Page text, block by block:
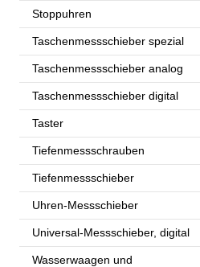
Stoppuhren
Taschenmessschieber spezial
Taschenmessschieber analog
Taschenmessschieber digital
Taster
Tiefenmessschrauben
Tiefenmessschieber
Uhren-Messschieber
Universal-Messschieber, digital
Wasserwaagen und